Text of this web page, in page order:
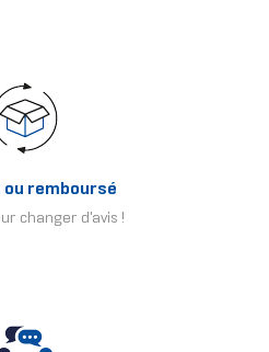
remboursé
changer d'avis !